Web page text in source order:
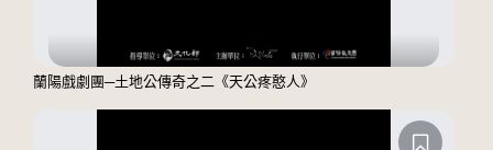
蘭陽戲劇團─土地公傳奇之二《天公疼憨人》